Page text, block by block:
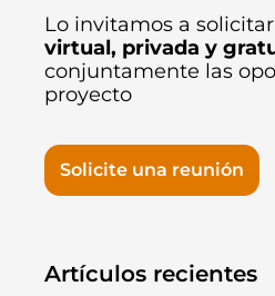
Lo invitamos a
virtual, privada y
conjuntamente las
proyecto
Solicite una reunión
Artículos recientes